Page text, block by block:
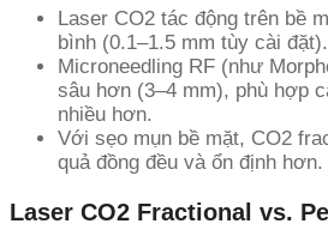
Laser CO2 tác động trên bề
bình (0.1–1.5 mm tùy cài đặt).
Microneedling RF (như
sâu hơn (3–4 mm), phù hợp
nhiều hơn.
Với sẹo mụn bề mặt, CO2
quả đồng đều và ổn định hơn.
Laser CO2 Fractional vs.